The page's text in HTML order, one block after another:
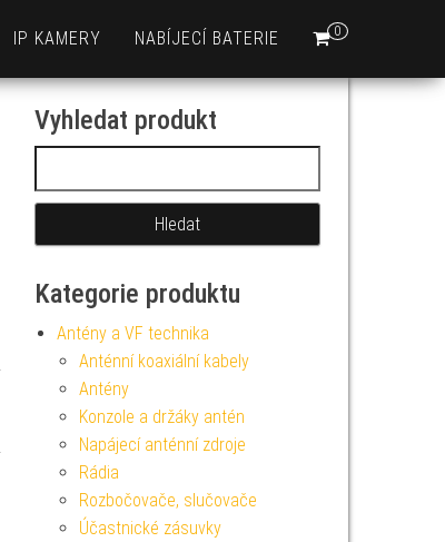
0
IP KAMERY NABÍJECÍ BATERIE
Vyhledat produkt
Kategorie produktu
Antény a VF technika
Anténní koaxiální kabely
Antény
Konzole a držáky antén
Napájecí anténní zdroje
Rádia
Rozbočovače, slučovače
Účastnické zásuvky